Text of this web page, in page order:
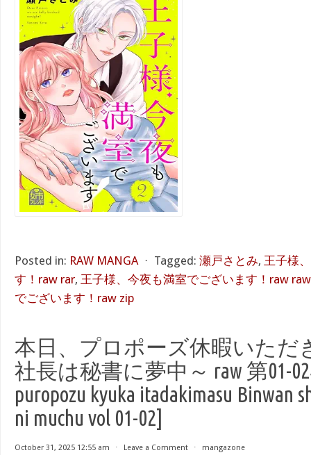
Posted in: RAW MANGA ⋅ Tagged: 瀬戸さとみ, 王子様
す！raw rar, 王子様、今夜も満室でございます！raw raw
でございます！raw zip
本日、プロポーズ休暇いただ
社長は秘書に夢中～ raw 第01-02
puropozu kyuka itadakimasu Binwan
ni muchu vol 01-02]
October 31, 2025 12:55 am ⋅ Leave a Comment ⋅ mangazone